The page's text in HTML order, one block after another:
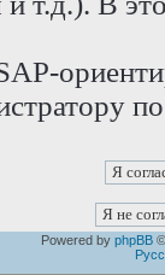
Powered by phpBB